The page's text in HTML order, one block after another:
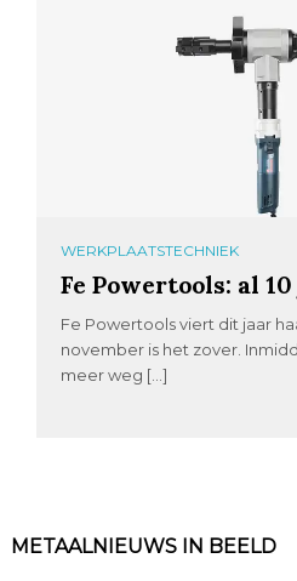
WERKPLAATSTECHNIEK
Fe Powertools: al 10
Fe Powertools viert dit jaar
november is het zover.
meer weg […]
METAALNIEUWS IN BEELD